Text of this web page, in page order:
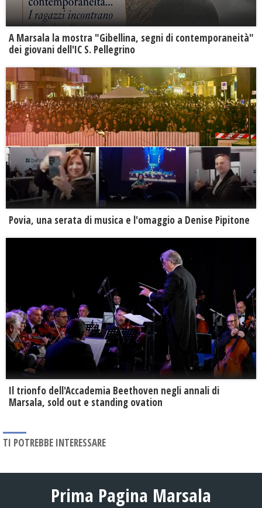
A Marsala la mostra "Gibellina, segni di contemporaneità"
dei giovani dell'IC S. Pellegrino
Povia, una serata di musica e l'omaggio a Denise Pipitone
Il trionfo dell'Accademia Beethoven negli annali di
Marsala, sold out e standing ovation
TI POTREBBE INTERESSARE
Prima Pagina Marsala